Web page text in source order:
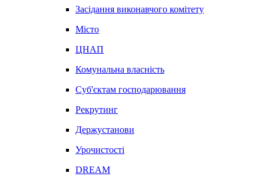
Засідання виконавчого комітету
Місто
ЦНАП
Комунальна власність
Суб'єктам господарювання
Рекрутинг
Держустанови
Урочистості
DREAM